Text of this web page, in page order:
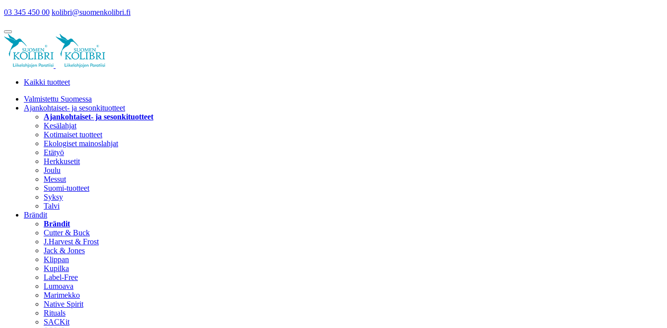
03 345 450 00 kolibri@suomenkolibri.fi
Kaikki tuotteet
Valmistettu Suomessa
Ajankohtaiset- ja sesonkituotteet
Ajankohtaiset- ja sesonkituotteet
Kesälahjat
Kotimaiset tuotteet
Ekologiset mainoslahjat
Etätyö
Herkkusetit
Joulu
Messut
Suomi-tuotteet
Syksy
Talvi
Brändit
Brändit
Cutter & Buck
J.Harvest & Frost
Jack & Jones
Klippan
Kupilka
Label-Free
Lumoava
Marimekko
Native Spirit
Rituals
SACKit